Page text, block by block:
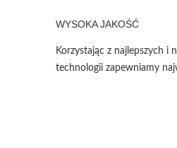
WYSOKA JAKOŚĆ
Korzystając z najlepszych i
technologii zapewniamy